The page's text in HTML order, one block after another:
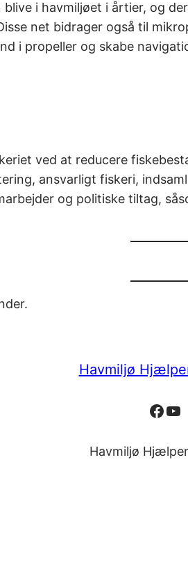
i havmiljøet i årtier, og
net bidrager også til
i propeller og skabe
ved at reducere
ansvarligt fiskeri,
og politiske tiltag,
Havmiljø
Havmiljø